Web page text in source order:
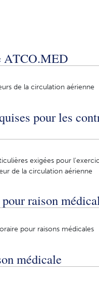
ATCO.MED
de la circulation aérienne
pour les
exigées pour
de la circulation aérienne
raison
pour raisons médicales
médicale